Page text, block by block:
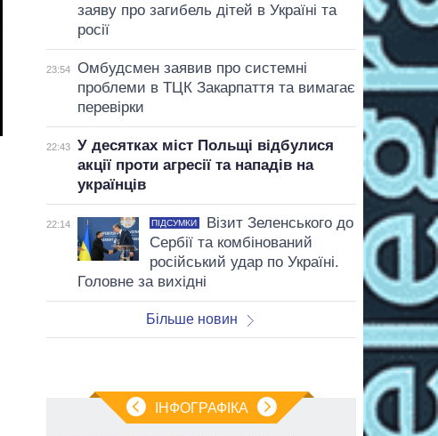
заяву про загибель дітей в Україні та
росії
23:54
Омбудсмен заявив про системні
проблеми в ТЦК Закарпаття та вимагає
перевірки
22:43
У десятках міст Польщі відбулися
акції проти агресії та нападів на
українців
22:14 ПІДСУМКИ
Візит Зеленського до
Сербії та комбінований
російський удар по Україні.
Головне за вихідні
Більше новин
ІНФОГРАФІКА